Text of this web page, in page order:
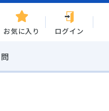
お気に入り ログイン